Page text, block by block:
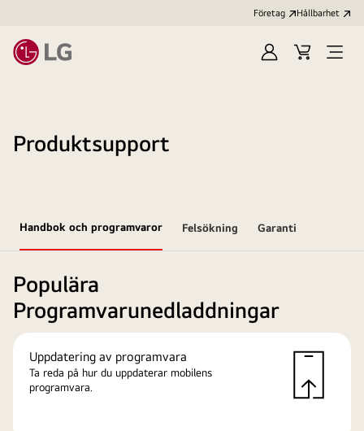
Företag Hållbarhet
LoggaKundvagn
Produktsupport
Handbok och programvaror Felsökning Garanti
Populära
Programvarunedladdningar
Uppdatering av programvara
Ta reda på hur du uppdaterar mobilens
programvara.